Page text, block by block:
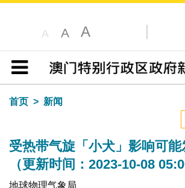
A A A
目录
首页
新闻
受热带气旋「小犬」影响可
（更新时间：2023-10-08
地球物理气象局